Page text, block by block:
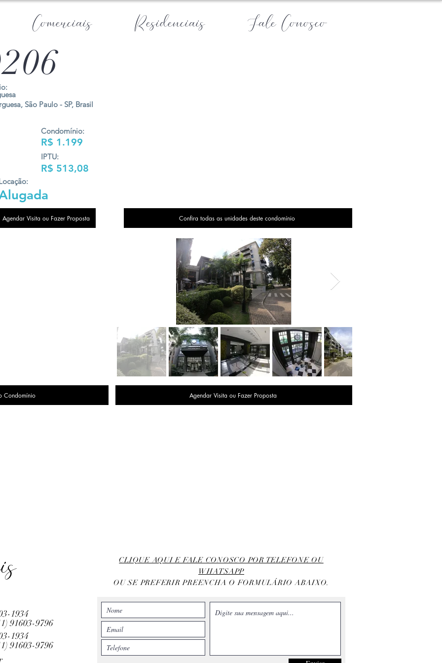
Comerciais Residenciais Fale Conosco
Condomínio:
R$ 1.199
IPTU:
R$ 513,08
São Paulo - SP, Brasil
Agendar Visita ou Fazer Proposta Confira todas as unidades deste condomínio
Condomínio Agendar Visita ou Fazer Proposta
1934
91603-9796
1934
91603-9796
CLIQUE AQUI E FALE CONOSCO POR TELEFONE OU
WHATSAPP
OU SE PREFERIR PREENCHA O FORMULÁRIO ABAIXO.